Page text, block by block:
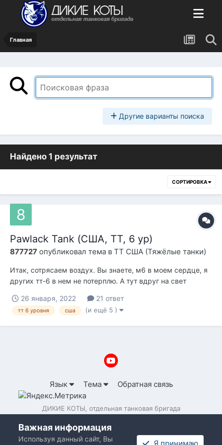
Главная
Другие варианты поиска
Найдено 1 результат
СОРТИРОВКА
Pawlack Tank (США, ТТ, 6 ур)
877727 опубликовал тема в ТТ США (Тяжёлые танки)
Итак, сотрясаем воздух. Вы знаете, м6 в моем сердце, я
других тт-6 в нем не потерплю. А тут вдруг на свет
что это тт-6, так еще и амер. Я такого не потерплю, пока
М6 не победит его в честном сравнении ттх. Итак,
поехали. БРОНЯ....
26 января, 2022 21 ответ
тт 6 уровня сша (и ещё 5 )
Язык Тема Обратная связь
ДИКИЕ КОТЫ, отдельная танковая бригада
Важная информация
Используя данный сайт, Вы Я принимаю